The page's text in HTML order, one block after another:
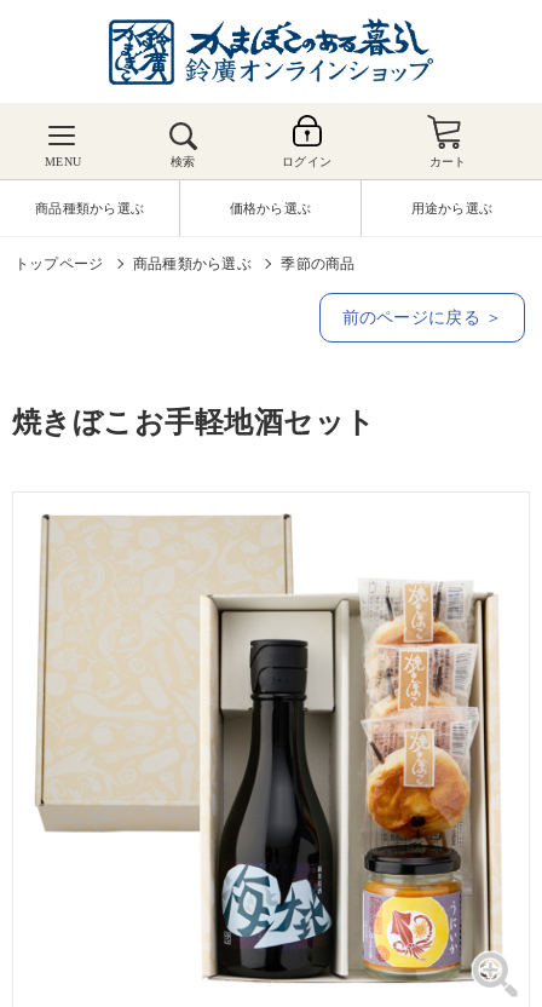
MENU 検索 ログイン カート
商品種類から選ぶ 価格から選ぶ 用途から選ぶ
トップページ 商品種類から選ぶ 季節の商品
前のページに戻る ＞
焼きぼこお手軽地酒セット